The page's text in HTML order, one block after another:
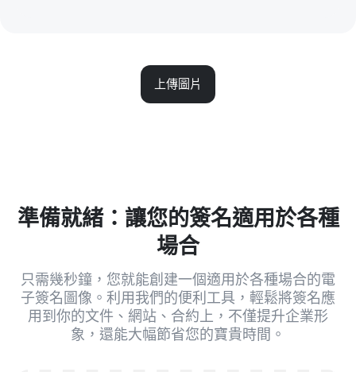
上傳圖片
準備就緒：讓您的簽名適用於各種
場合
只需幾秒鐘，您就能創建一個適用於各種場合的電
子簽名圖像。利用我們的便利工具，輕鬆將簽名應
用到你的文件、網站、合約上，不僅提升企業形
象，還能大幅節省您的寶貴時間。